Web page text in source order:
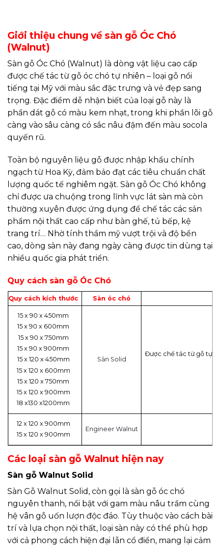
Giới thiệu chung về sàn gỗ Óc Chó
(Walnut)
Sàn gỗ Óc Chó (Walnut) là dòng vật liệu cao cấp
được chế tác từ gỗ óc chó tự nhiên – loại gỗ nổi
tiếng tại Mỹ với màu sắc đặc trưng và vẻ đẹp sang
trọng. Đặc điểm dễ nhận biết của loại gỗ này là
phần dát gỗ có màu kem nhạt, trong khi phần lõi gỗ
càng vào sâu càng có sắc nâu đậm đến màu socola
quyến rũ.
Toàn bộ nguyên liệu gỗ được nhập khẩu chính
ngạch từ Hoa Kỳ, đảm bảo đạt các tiêu chuẩn chất
lượng quốc tế nghiêm ngặt. Sàn gỗ Óc Chó không
chỉ được ưa chuộng trong lĩnh vực lát sàn mà còn
thường xuyên được ứng dụng để chế tác các sản
phẩm nội thất cao cấp như bàn ghế, tủ bếp, kệ
trang trí… Nhờ tính thẩm mỹ vượt trội và độ bền
cao, dòng sàn này đang ngày càng được tin dùng tại
nhiều quốc gia phát triển.
Quy cách sàn gỗ Óc Chó
Quy cách kích thước Sàn óc chó
15 x 90 x 450mm
15 x 90 x 600mm
15 x 90 x 750mm
15 x 90 x 900mm
15 x 120 x 450mm
15 x 120 x 600mm
15 x 120 x 750mm
15 x 120 x 900mm
18 x130 x1200mm
Sàn Solid
Được chế tác từ gỗ tự
12 x 120 x 900mm
15 x 120 x 900mm
Engineer Walnut
Các loại sàn gỗ Walnut hiện nay
Sàn gỗ Walnut Solid
Sàn Gỗ Walnut Solid, còn gọi là sàn gỗ óc chó
nguyên thanh, nổi bật với gam màu nâu trầm cùng
hệ vân gỗ uốn lượn độc đáo. Tùy thuộc vào cách bài
trí và lựa chọn nội thất, loại sàn này có thể phù hợp
với cả phong cách hiện đại lẫn cổ điển, mang lại cảm